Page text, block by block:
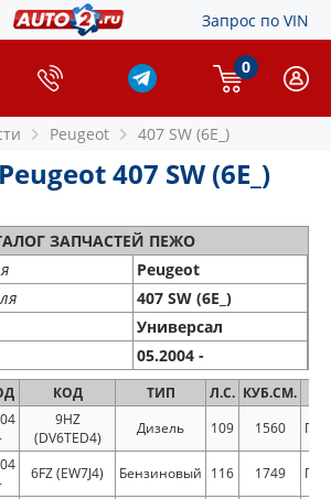
Запрос по VIN
0
Peugeot 407 SW (6E_)
407 SW (6E_)
ЗАПЧАСТЕЙ ПЕЖО
Peugeot
407 SW (6E_)
Универсал
05.2004 -
КОД ТИП Л.С. КУБ.СМ.
9HZ
(DV6TED4)
Дизель 109 1560
6FZ (EW7J4) Бензиновый 116 1749